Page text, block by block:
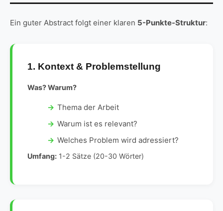
Ein guter Abstract folgt einer klaren 5-Punkte-Struktur:
1. Kontext & Problemstellung
Was? Warum?
Thema der Arbeit
Warum ist es relevant?
Welches Problem wird adressiert?
Umfang: 1-2 Sätze (20-30 Wörter)